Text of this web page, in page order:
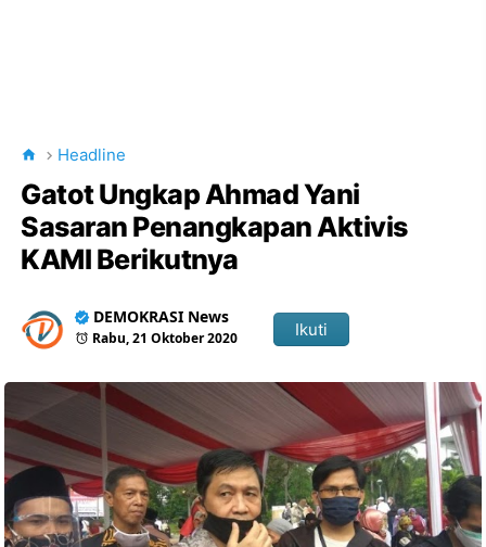
Headline
Gatot Ungkap Ahmad Yani
Sasaran Penangkapan Aktivis
KAMI Berikutnya
DEMOKRASI News
Rabu, 21 Oktober 2020 Ikuti